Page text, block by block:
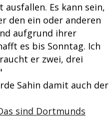
Es kann sein,
den ein oder anderen
aufgrund ihrer
es bis Sonntag. Ich
er zwei, drei
Sahin damit auch der
sind Dortmunds